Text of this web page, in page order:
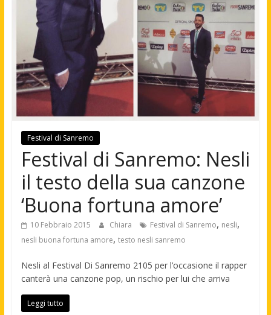
Festival di Sanremo
Festival di Sanremo: Nesli
il testo della sua canzone
‘Buona fortuna amore’
10 Febbraio 2015 Chiara Festival di Sanremo, nesli,
nesli buona fortuna amore, testo nesli sanremo
Nesli al Festival Di Sanremo 2105 per l’occasione il rapper
canterà una canzone pop, un rischio per lui che arriva
Leggi tutto